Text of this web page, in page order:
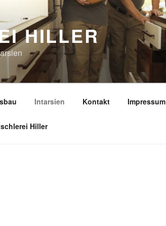
HILLER
Intarsien Kontakt Impressum
Hiller